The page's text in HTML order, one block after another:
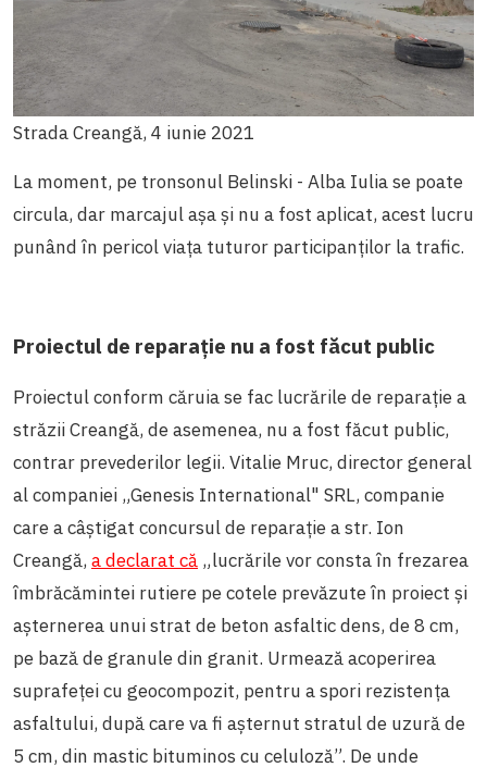
Strada Creangă, 4 iunie 2021
La moment, pe tronsonul Belinski - Alba Iulia se poate
circula, dar marcajul așa și nu a fost aplicat, acest lucru
punând în pericol viața tuturor participanților la trafic.
Proiectul de reparație nu a fost făcut public
Proiectul conform căruia se fac lucrările de reparație a
străzii Creangă, de asemenea, nu a fost făcut public,
contrar prevederilor legii. Vitalie Mruc, director general
al companiei „Genesis International" SRL, companie
care a câștigat concursul de reparație a str. Ion
Creangă, a declarat că „lucrările vor consta în frezarea
îmbrăcămintei rutiere pe cotele prevăzute în proiect și
așternerea unui strat de beton asfaltic dens, de 8 cm,
pe bază de granule din granit. Urmează acoperirea
suprafeței cu geocompozit, pentru a spori rezistența
asfaltului, după care va fi așternut stratul de uzură de
5 cm, din mastic bituminos cu celuloză”. De unde